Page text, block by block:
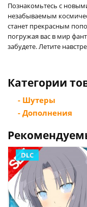
Познакомьтесь с
незабываемым
станет прекрасным
погружая вас в мир
забудете. Летите
Категории
- Шутеры
- Дополнения
DLC